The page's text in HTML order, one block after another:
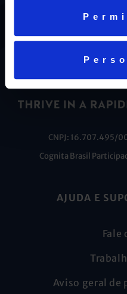
Estado e a sétima do Brasil.
CNPJ: 16.707.495/
Cognita Brasil
AJUDA E
Fale
Aviso geral de